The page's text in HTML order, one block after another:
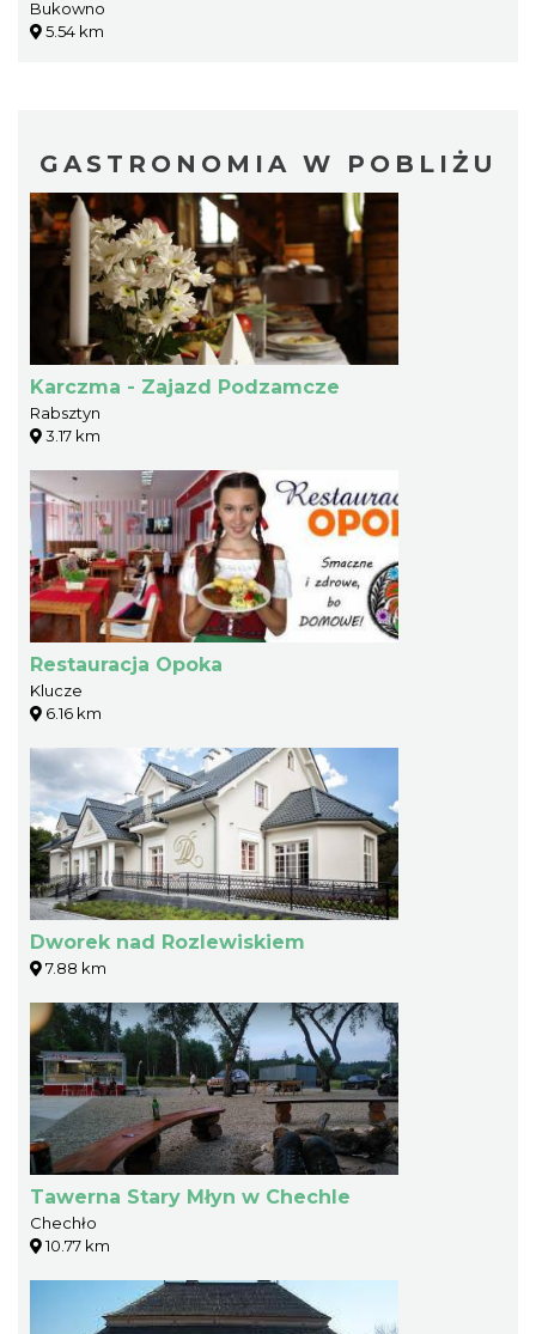
Bukowno
5.54 km
GASTRONOMIA W POBLIŻU
Karczma - Zajazd Podzamcze
Rabsztyn
3.17 km
Restauracja Opoka
Klucze
6.16 km
Dworek nad Rozlewiskiem
7.88 km
Tawerna Stary Młyn w Chechle
Chechło
10.77 km